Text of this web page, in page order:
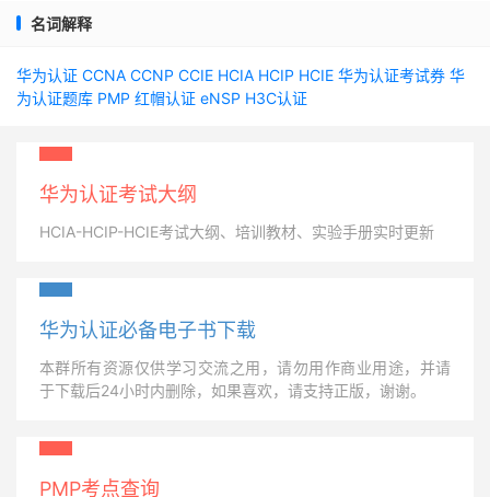
名词解释
华为认证 CCNA CCNP CCIE HCIA HCIP HCIE 华为认证考试券 华
为认证题库 PMP 红帽认证 eNSP H3C认证
华为认证考试大纲
HCIA-HCIP-HCIE考试大纲、培训教材、实验手册实时更新
华为认证必备电子书下载
本群所有资源仅供学习交流之用，请勿用作商业用途，并请
于下载后24小时内删除，如果喜欢，请支持正版，谢谢。
PMP考点查询